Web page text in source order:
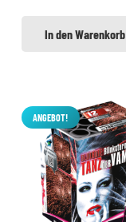
In den Warenkorb
ANGEBOT!